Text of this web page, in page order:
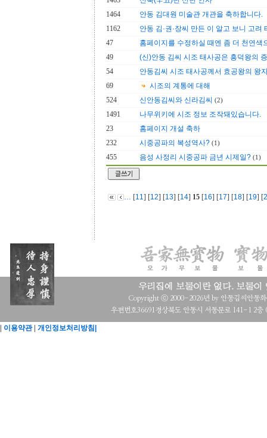
1464
안동 김대원 미술관 개관을 축하합니다.
1162
안동 김·권·장씨 만든 이 알고 보니 고려
47
홈페이지를 수정하실 때엔 좀 더 천연색
49
(신)안동 김씨 시조 태사공은 흥덕왕의
54
안동김씨 시조 태사공께서 효공왕의 왕
69
시조의 계통에 대해
524
신안동김씨와 신라김씨 (2)
1491
나무위키에 시조 정보 조작돼있습니다.
23
홈페이지 개설 축하
232
시중공파의 복성역사? (1)
455 음성 사정리 시중공파 금년 시제일? (1)
… [11] [12] [13] [14] 15 [16] [17] [18] [19] [
이용약관| 개인정보처리방침|
Copyright ⓒ 2000-2026년 by 안동김씨안동
우편번호36691경상북도 안동시 서동문로 141-1 2